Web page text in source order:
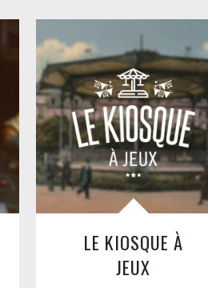
LE KIOSQUE À
JEUX